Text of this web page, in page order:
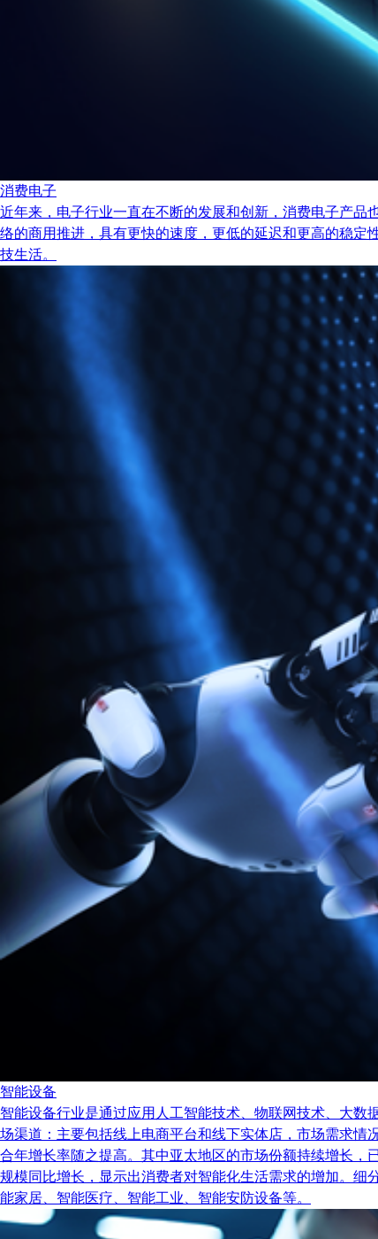
消费电子
近年来，电子行业一直在不断的发展和创新，消费电子产品
络的商用推进，具有更快的速度，更低的延迟和更高的稳
技生活。
智能设备
智能设备行业是通过应用人工智能技术、物联网技术、大
场渠道：主要包括线上电商平台和线下实体店，市场需求情
合年增长率随之提高。其中亚太地区的市场份额持续增长
规模同比增长，显示出消费者对智能化生活需求的增加。
能家居、智能医疗、智能工业、智能安防设备等。